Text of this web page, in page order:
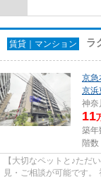
賃貸｜マンション ラ
京急
京浜
神奈
11
築年
階数
【大切なペットと♪ただ
見・ご相談が可能です。